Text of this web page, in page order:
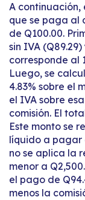
A continuación,
que se paga al
de Q100.00.
sin IVA
corresponde al
Luego, se
4.83% sobre el
el IVA sobre
comisión. El
Este monto se
líquido a pagar
no se aplica la
menor a
el pago de
menos la